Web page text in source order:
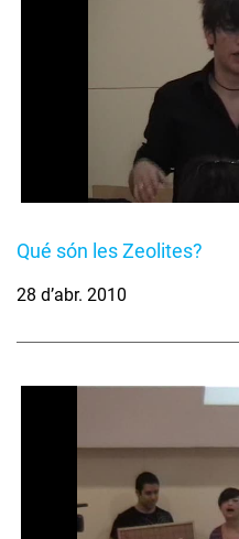
Qué són les Zeolites?
28 d’abr. 2010